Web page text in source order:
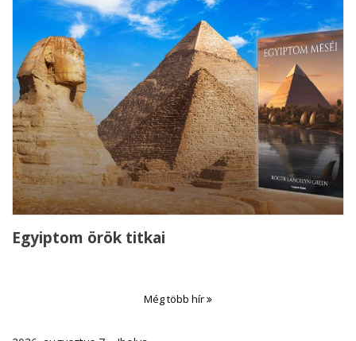
Egyiptom örök titkai
Még több hír